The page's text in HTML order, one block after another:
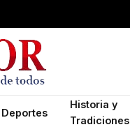
Deportes
Historia y
Tradiciones